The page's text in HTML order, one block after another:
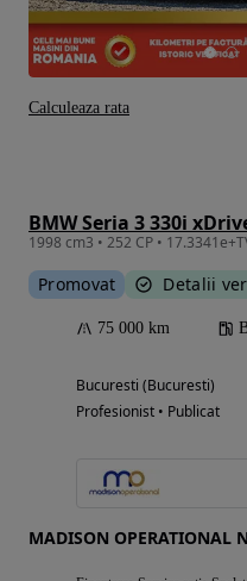
BMW Seria 3 330i
Promovat Detalii
75 000 km
Bucuresti (Bucuresti)
Profesionist • Publicat
MADISON OPERATIONAL
Calculeaza rata